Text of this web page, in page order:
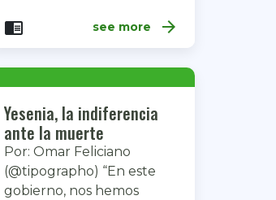
chrome_reader_mode see more arrow_forward
Yesenia, la indiferencia
ante la muerte
Por: Omar Feliciano
(@tipographo) “En este
gobierno, nos hemos